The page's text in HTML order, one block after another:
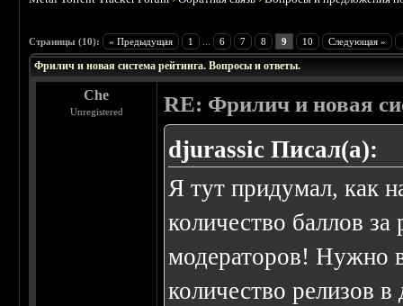
Страницы (10): « Предыдущая 1 6 7 8 9 10 Следующая »
Фрилич и новая система рейтинга. Вопросы и ответы.
Che
Unregistered RE: Фрилич и новая
djurassic Писал(а):
Я тут придумал, как
количество баллов за
модераторов! Нужно
количество релизов